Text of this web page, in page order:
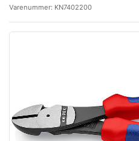
Varenummer: KN7402200